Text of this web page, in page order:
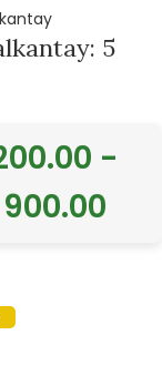
5
hasta
Picchu
-
900.00